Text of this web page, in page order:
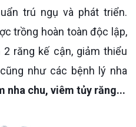
trú ngụ và phát triển.
trồng hoàn toàn độc lập,
răng kế cận, giảm thiểu
như các bệnh lý nha
nha chu, viêm tủy răng...